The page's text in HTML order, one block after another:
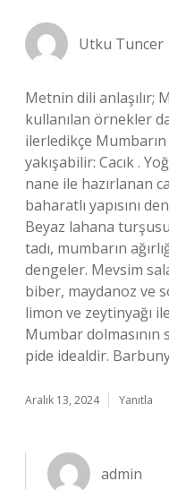
Utku Tuncer
Metnin dili anlaşılır;
kullanılan örnekler
ilerledikçe
yakışabilir: Cacık .
nane ile hazırlanan
baharatlı yapısını
Beyaz lahana
tadı, mumbarın
dengeler. Mevsim
biber, maydanoz ve
limon ve zeytinyağı
Mumbar dolmasının
pide idealdir.
Aralık 13, 2024 Yanıtla
admin